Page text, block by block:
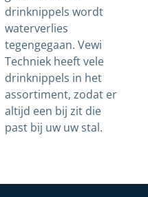
drinknippels wordt
waterverlies
tegengegaan. Vewi
Techniek heeft vele
drinknippels in het
assortiment, zodat er
altijd een bij zit die
past bij uw uw stal.